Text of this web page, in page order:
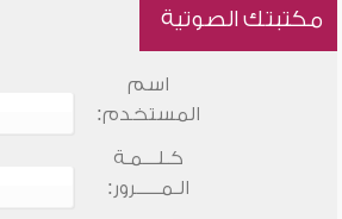
مكتبتك الصوتية
اسم
المستخدم:
كـلـــمـة
الـمـــــرور: